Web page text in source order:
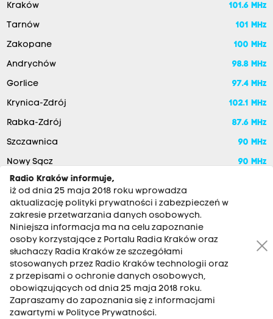
Kraków 101.6 MHz
Tarnów 101 MHz
Zakopane 100 MHz
Andrychów 98.8 MHz
Gorlice 97.4 MHz
Krynica-Zdrój 102.1 MHz
Rabka-Zdrój 87.6 MHz
Szczawnica 90 MHz
Nowy Sącz 90 MHz
RADIO KRAKÓW SA. Aleja Juliusza Słowackiego 22, 30-007
Kraków
Antena: 12 200 33 33
Radio Kraków informuje,
iż od dnia 25 maja 2018 roku wprowadza
aktualizację polityki prywatności i zabezpieczeń w
zakresie przetwarzania danych osobowych.
Niniejsza informacja ma na celu zapoznanie
osoby korzystające z Portalu Radia Kraków oraz
słuchaczy Radia Kraków ze szczegółami
stosowanych przez Radio Kraków technologii oraz
z przepisami o ochronie danych osobowych,
obowiązujących od dnia 25 maja 2018 roku.
Zapraszamy do zapoznania się z informacjami
zawartymi w Polityce Prywatności.